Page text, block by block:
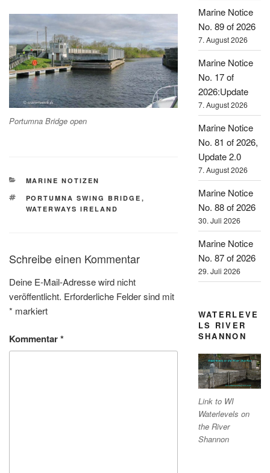
Portumna Bridge open
KATEGORIEN
MARINE NOTIZEN
SCHLAGWÖRTER
PORTUMNA SWING BRIDGE ,
WATERWAYS IRELAND
Schreibe einen Kommentar
Deine E-Mail-Adresse wird nicht
veröffentlicht. Erforderliche Felder sind mit
* markiert
Kommentar*
Marine Notice
No. 89 of 2026
7. August 2026
Marine Notice
No. 17 of
2026:Update
7. August 2026
Marine Notice
No. 81 of 2026,
Update 2.0
7. August 2026
Marine Notice
No. 88 of 2026
30. Juli 2026
Marine Notice
No. 87 of 2026
29. Juli 2026
WATERLEVE
LS RIVER
SHANNON
Link to WI
Waterlevels on
the River
Shannon